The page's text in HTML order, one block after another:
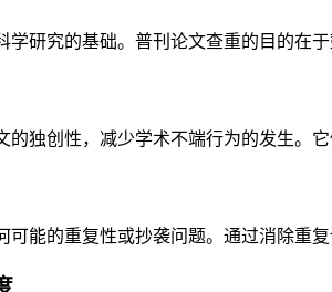
学研究的基础。普刊论文查重的目的在
的独创性，减少学术不端行为的发生。
可能的重复性或抄袭问题。通过消除重